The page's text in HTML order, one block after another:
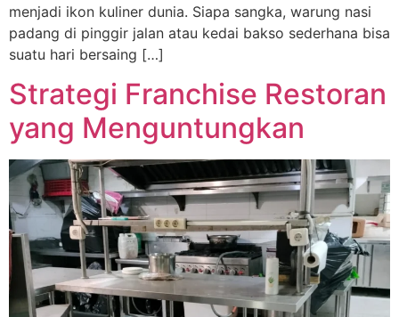
menjadi ikon kuliner dunia. Siapa sangka, warung nasi
padang di pinggir jalan atau kedai bakso sederhana bisa
suatu hari bersaing […]
Strategi Franchise Restoran
yang Menguntungkan